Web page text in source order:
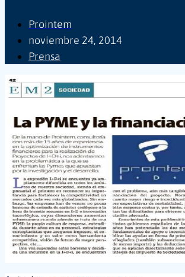
Prointem
noviembre 24, 2014
Prensa